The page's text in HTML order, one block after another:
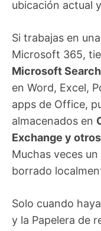
ubicación actual
Si trabajas en
Microsoft 365,
Microsoft Search
en Word, Excel,
apps de Office,
almacenados en
Exchange y
Muchas veces
borrado
Solo cuando
y la Papelera de